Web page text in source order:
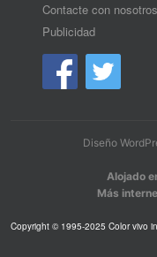
Contacte con nosotros
Publicidad
Diseño
Alojado
Más
Copyright © 1995-2025 Color vivo